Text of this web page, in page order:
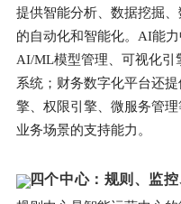
提供智能分析、数据挖掘
的自动化和智能化。AI能
AI/ML模型管理、可视化引
系统；财务数字化平台还
擎、权限引擎、微服务管
业务场景的支持能力。
四个中心：规则、监